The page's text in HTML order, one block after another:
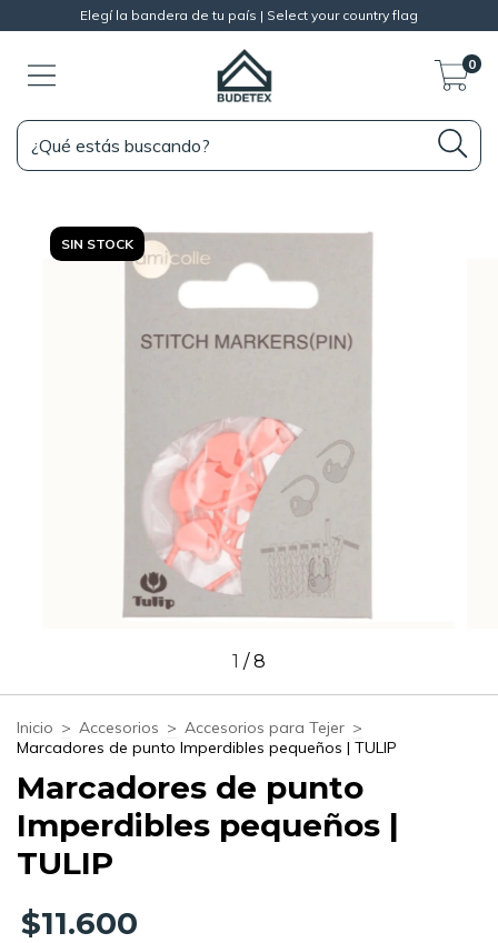
Elegí la bandera de tu país | Select your country flag
0
SIN STOCK
1 /8
Inicio > Accesorios > Accesorios para Tejer >
Marcadores de punto Imperdibles pequeños | TULIP
Marcadores de punto
Imperdibles pequeños |
TULIP
$11.600